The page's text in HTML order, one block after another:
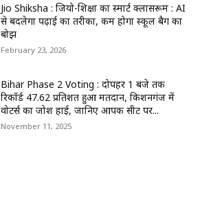
Jio Shiksha : जियो-शिक्षा का स्मार्ट क्लासरूम : AI
से बदलेगा पढ़ाई का तरीका, कम होगा स्कूल बैग का
बोझ
February 23, 2026
Bihar Phase 2 Voting : दोपहर 1 बजे तक
रिकॉर्ड 47.62 प्रतिशत हुआ मतदान, किशनगंज में
वोटर्स का जोश हाई, जानिए आपकी सीट पर...
November 11, 2025